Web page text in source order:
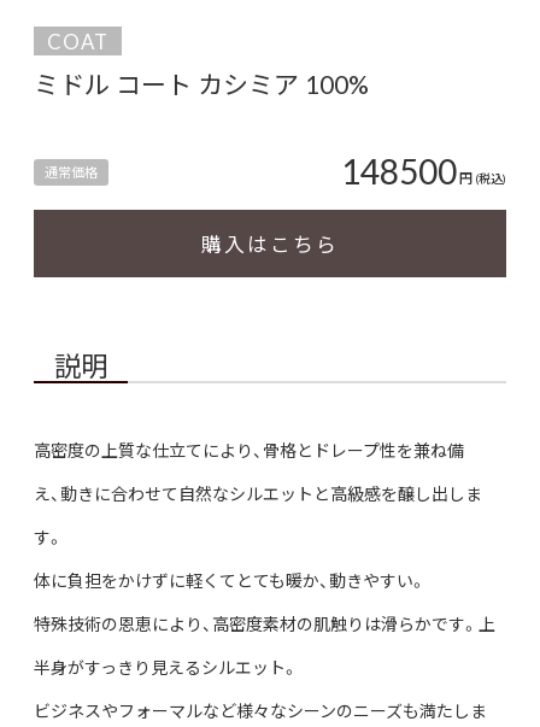
COAT
ミドル コート カシミア 100%
通常価格 148500円 (税込)
購入はこちら
説明
高密度の上質な仕立てにより、骨格とドレープ性を兼ね備
え、動きに合わせて自然なシルエットと高級感を醸し出しま
す。
体に負担をかけずに軽くてとても暖か、動きやすい。
特殊技術の恩恵により、高密度素材の肌触りは滑らかです。上
半身がすっきり見えるシルエット。
ビジネスやフォーマルなど様々なシーンのニーズも満たしま